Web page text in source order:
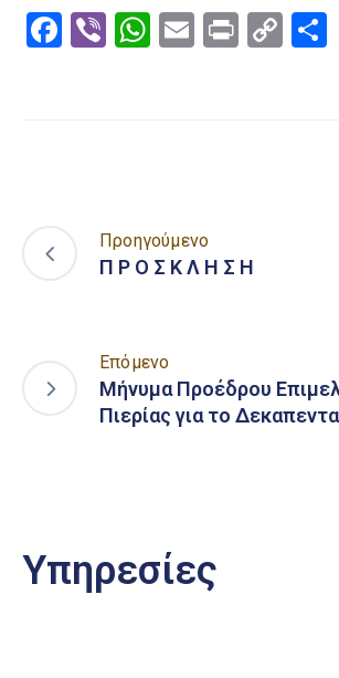
Facebook
ViberWhatsApp
EmailPrintCopy
Προηγούμενο
Π Ρ Ο Σ Κ Λ Η Σ Η
Επόμενο
Μήνυμα Προέδρου
Πιερίας για το
Υπηρεσίες